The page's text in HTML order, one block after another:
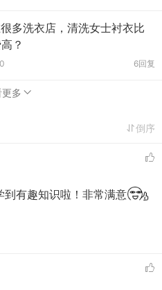
多洗衣店，清洗女士衬衣比
？
6回复
多
倒序
有趣知识啦！非常满意